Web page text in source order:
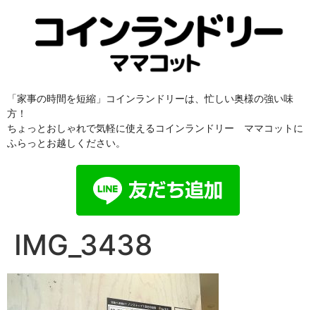
「家事の時間を短縮」コインランドリーは、忙しい奥様の強い味
方！
ちょっとおしゃれで気軽に使えるコインランドリー ママコットに
ふらっとお越しください。
IMG_3438